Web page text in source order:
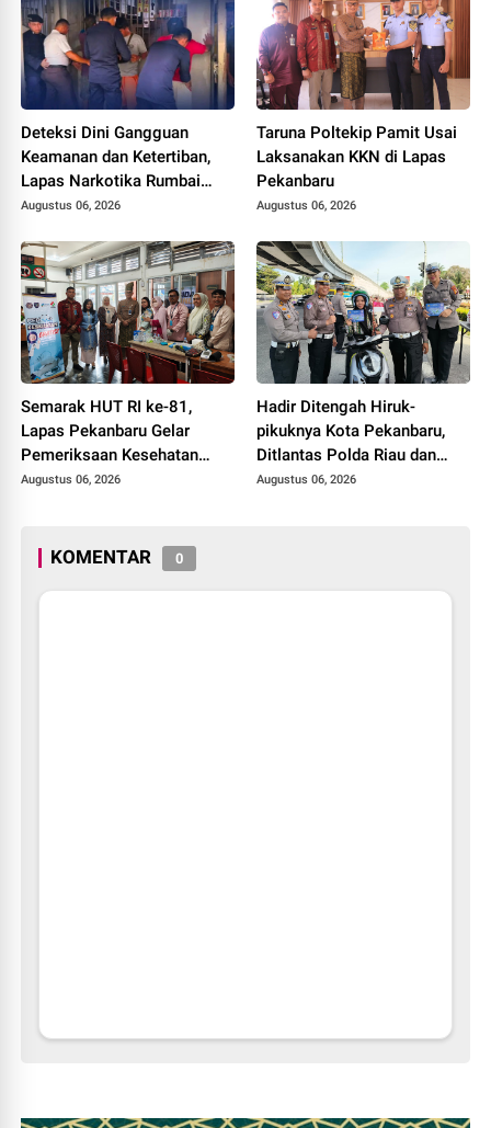
Deteksi Dini Gangguan
Keamanan dan Ketertiban,
Lapas Narkotika Rumbai
Gelar Razia Rutin Blok
Augustus 06, 2026
Taruna Poltekip Pamit Usai
Laksanakan KKN di Lapas
Pekanbaru
Augustus 06, 2026
Semarak HUT RI ke-81,
Lapas Pekanbaru Gelar
Pemeriksaan Kesehatan
Gratis untuk Warga Binaan
Augustus 06, 2026
Hadir Ditengah Hiruk-
pikuknya Kota Pekanbaru,
Ditlantas Polda Riau dan
Polantas KARIB Kobarkan
Augustus 06, 2026
KOMENTAR 0